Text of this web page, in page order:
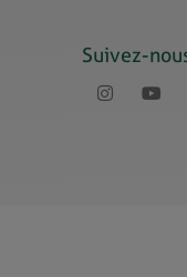
Suivez-